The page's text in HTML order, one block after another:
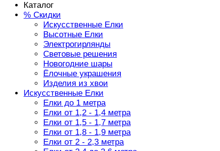
Каталог
% Скидки
Искусственные Елки
Высотные Елки
Электрогирлянды
Световые решения
Новогодние шары
Ёлочные украшения
Изделия из хвои
Искусственные Елки
Елки до 1 метра
Елки от 1,2 - 1,4 метра
Елки от 1,5 - 1,7 метра
Елки от 1,8 - 1,9 метра
Елки от 2 - 2,3 метра